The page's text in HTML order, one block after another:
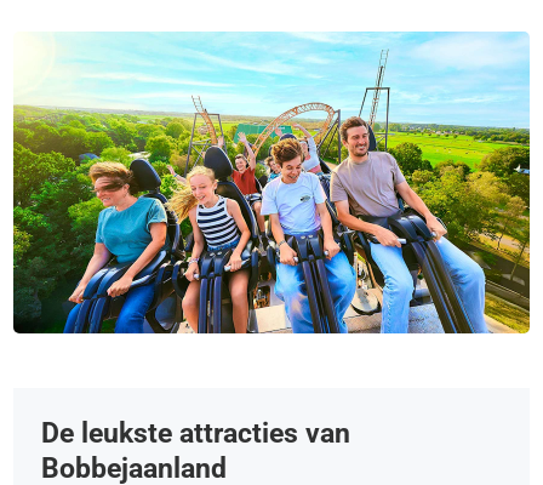
De leukste attracties van
Bobbejaanland